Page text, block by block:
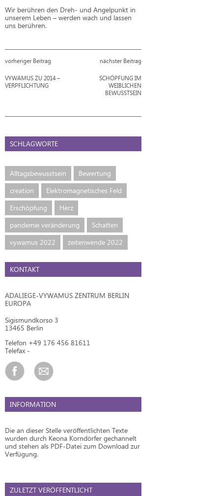
Wir berühren den Dreh- und Angelpunkt in
unserem Leben – werden wach und lassen
uns berühren.
vorheriger Beitrag
VYWAMUS ZU 2014 –
VERPFLICHTUNG
nächster Beitrag
SCHÖPFUNG IM
WEIBLICHEN
BEWUSSTSEIN
SCHLAGWORTE
Alltagsbewusstsein
Bewertung
creation
Elektromagnetisches Feld
Erschöpfung
Herz
pandemie veränderung
Schatten
vywamus 2022
zeitenwende 2022
KONTAKT
ADALIEGE-VYWAMUS ZENTRUM BERLIN
EUROPA
Sigismundkorso 3
13465 Berlin
Telefon +49 176 456 81611
Telefax -
INFORMATION
Die an dieser Stelle veröffentlichten Texte
wurden durch Keona Korndörfer gechannelt
und stehen als PDF-Datei zum Download zur
Verfügung.
ZULETZT VERÖFFENTLICHT